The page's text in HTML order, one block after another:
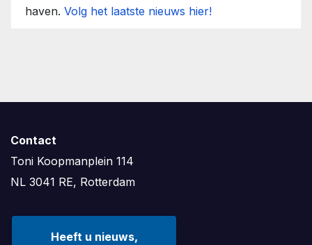
haven. Volg het laatste nieuws hier!
Contact
Toni Koopmanplein 114
NL 3041 RE, Rotterdam
Heeft u nieuws,